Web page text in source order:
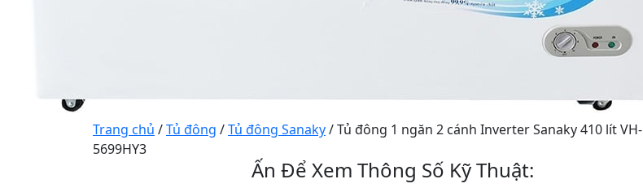
Trang chủ /Tủ đông /Tủ đông Sanaky/ Tủ đông 1 ngăn 2 cánh Inverter Sanaky 410 lít VH-
5699HY3
Ấn Để Xem Thông Số Kỹ Thuật: